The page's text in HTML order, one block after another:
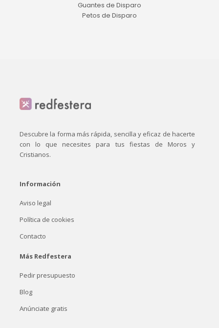
Guantes de Disparo
Petos de Disparo
Descubre la forma más rápida, sencilla y eficaz de hacerte
con lo que necesites para tus fiestas de Moros y
Cristianos.
Información
Aviso legal
Política de cookies
Contacto
Más Redfestera
Pedir presupuesto
Blog
Anúnciate gratis